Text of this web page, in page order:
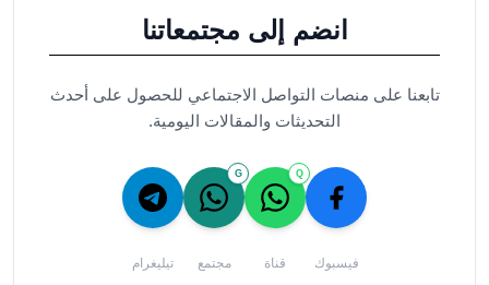
انضم إلى مجتمعاتنا
تابعنا على منصات التواصل الاجتماعي للحصول على أحدث
التحديثات والمقالات اليومية.
Q
G
فيسبوك قناة مجتمع تيليغرام